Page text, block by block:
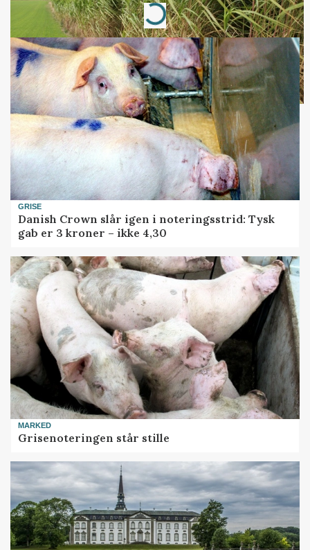
Loading...
GRISE
Danish Crown slår igen i noteringsstrid: Tysk
gab er 3 kroner – ikke 4,30
MARKED
Grisenoteringen står stille